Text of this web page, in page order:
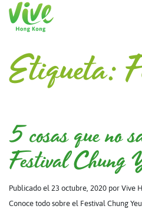
Etiqueta:
5 cosas que no
Festival Chung
Publicado el 23 octubre, 2020 por Vive
Conoce todo sobre el Festival Chung